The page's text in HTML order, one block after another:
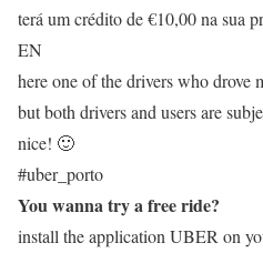
terá um crédito de €10,00 na sua
EN
here one of the drivers who drove
but both drivers and users are
nice! 🙂
#uber_porto
You wanna try a free ride?
install the application UBER on